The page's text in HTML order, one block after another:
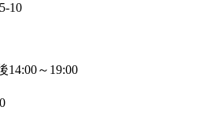
10
14:00～19:00